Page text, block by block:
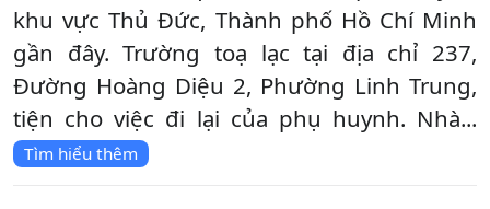
khu vực Thủ Đức, Thành phố Hồ Chí Minh
gần đây. Trường toạ lạc tại địa chỉ 237,
Đường Hoàng Diệu 2, Phường Linh Trung,
tiện cho việc đi lại của phụ huynh. Nhà...
Tìm hiểu thêm